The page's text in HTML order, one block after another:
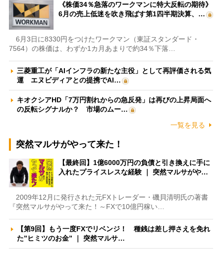
《株価34％急落のワークマンに特大反転の期待》
6月の売上低迷を吹き飛ばす第1四半期決算、…
6月3日に8330円をつけたワークマン（東証スタンダード・
7564）の株価は、わずか1カ月あまりで約34％下落…
三菱重工が「AIインフラの新たな主役」として再評価される気
運 エヌビディアとの提携でAI…
キオクシアHD「7万円割れからの急反発」は再びの上昇局面へ
の反転シグナルか？ 市場のムー…
一覧を見る
突然マルサがやって来た！
【最終回】1億6000万円の負債と引き換えに手に
入れたプライスレスな経験 ｜ 突然マルサがや…
2009年12月に発行された元FXトレーダー・磯貝清明氏の著書
『突然マルサがやって来た！～FXで10億円稼い…
【第9回】もう一度FXでリベンジ！ 種銭は差し押さえを免れ
た”ヒミツのお金” ｜ 突然マルサ…